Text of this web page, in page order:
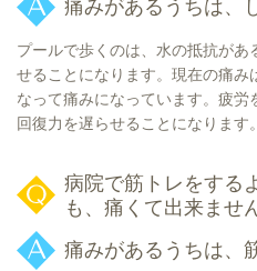
痛みがあるうちは、
プールで歩くのは、水の抵抗があ
せることになります。現在の痛み
なって痛みになっています。疲労
回復力を遅らせることになります。
病院で筋トレをする
も、痛くて出来ませ
痛みがあるうちは、